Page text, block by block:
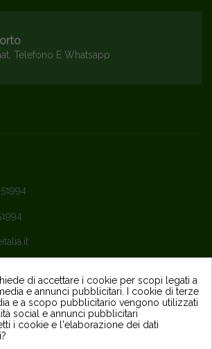
Telefono E Whatsapp
14 e dalle 15 alle 18
di accettare i cookie per scopi legati a
e annunci pubblicitari. I cookie di terze
e a scopo pubblicitario vengono utilizzati
social e annunci pubblicitari
i cookie e l'elaborazione dei dati